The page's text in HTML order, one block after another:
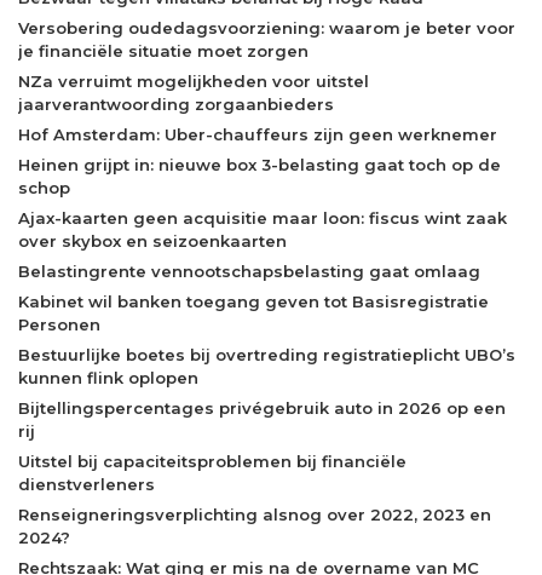
Versobering oudedagsvoorziening: waarom je beter voor
je financiële situatie moet zorgen
NZa verruimt mogelijkheden voor uitstel
jaarverantwoording zorgaanbieders
Hof Amsterdam: Uber-chauffeurs zijn geen werknemer
Heinen grijpt in: nieuwe box 3-belasting gaat toch op de
schop
Ajax-kaarten geen acquisitie maar loon: fiscus wint zaak
over skybox en seizoenkaarten
Belastingrente vennootschapsbelasting gaat omlaag
Kabinet wil banken toegang geven tot Basisregistratie
Personen
Bestuurlijke boetes bij overtreding registratieplicht UBO’s
kunnen flink oplopen
Bijtellingspercentages privégebruik auto in 2026 op een
rij
Uitstel bij capaciteitsproblemen bij financiële
dienstverleners
Renseigneringsverplichting alsnog over 2022, 2023 en
2024?
Rechtszaak: Wat ging er mis na de overname van MC